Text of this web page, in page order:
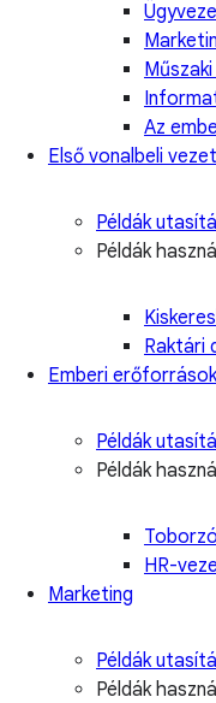
Az
Első vonalbeli
Példák
Példák
Raktári
Emberi erőforrások
Példák
Példák
Toborzó
HR-
Marketing
Példák
Példák